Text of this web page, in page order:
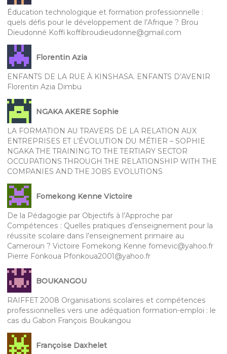
Éducation technologique et formation professionnelle :
quels défis pour le développement de l’Afrique ? Brou
Dieudonné Koffi koffibroudieudonne@gmail.com
Florentin Azia
ENFANTS DE LA RUE À KINSHASA. ENFANTS D’AVENIR
Florentin Azia Dimbu
NGAKA AKERE Sophie
LA FORMATION AU TRAVERS DE LA RELATION AUX
ENTREPRISES ET L’ÉVOLUTION DU MÉTIER – SOPHIE
NGAKA THE TRAINING TO THE TERTIARY SECTOR
OCCUPATIONS THROUGH THE RELATIONSHIP WITH THE
COMPANIES AND THE JOBS EVOLUTIONS
Fomekong Kenne Victoire
De la Pédagogie par Objectifs à l’Approche par
Compétences : Quelles pratiques d’enseignement pour la
réussite scolaire dans l’enseignement primaire au
Cameroun ? Victoire Fomekong Kenne fomevic@yahoo.fr
Pierre Fonkoua Pfonkoua2001@yahoo.fr
BOUKANGOU
RAIFFET 2008 Organisations scolaires et compétences
professionnelles vers une adéquation formation-emploi : le
cas du Gabon François Boukangou
Françoise Daxhelet